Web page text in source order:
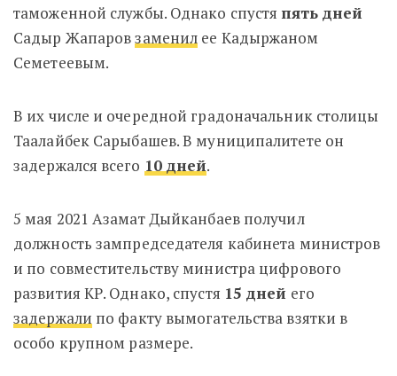
таможенной службы. Однако спустя пять дней
Садыр Жапаровзаменил ее Кадыржаном
Семетеевым.
В их числе и очередной градоначальник столицы
Таалайбек Сарыбашев. В муниципалитете он
задержался всего 10 дней.
5 мая 2021 Азамат Дыйканбаев получил
должность зампредседателя кабинета министров
и по совместительству министра цифрового
развития КР. Однако, спустя 15 дней его
задержали по факту вымогательства взятки в
особо крупном размере.